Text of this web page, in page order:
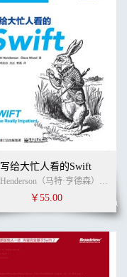
肖梓航 (译者)
写给大忙人看的Swift
Matt Henderson（马特·亨德森）,Dave Wood（戴夫·伍德） (作者)
￥55.00